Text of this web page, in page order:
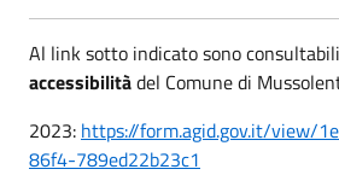
Al link sotto indicato sono
accessibilitàdel Comune di
2023: https://form.agid.gov.it/view/
86f4-789ed22b23c1